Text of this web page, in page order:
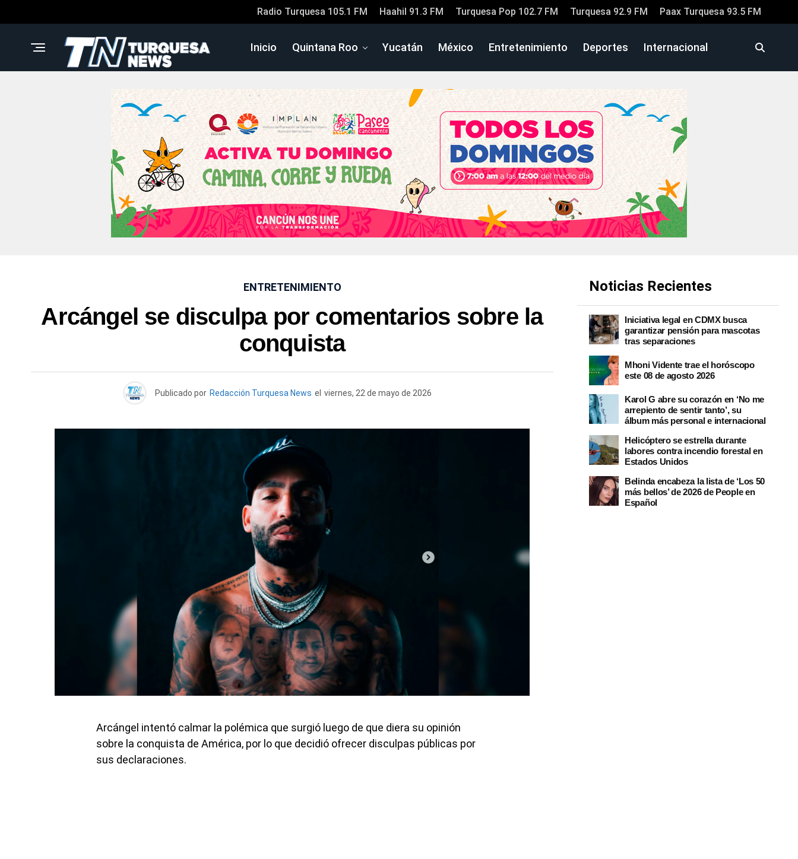
Radio Turquesa 105.1 FM Haahil 91.3 FM Turquesa Pop 102.7 FM Turquesa 92.9 FM Paax Turquesa 93.5 FM
Inicio Quintana Roo Yucatán México Entretenimiento Deportes Internacional
ENTRETENIMIENTO
Arcángel se disculpa por comentarios sobre la
conquista
Publicado por Redacción Turquesa News el viernes, 22 de mayo de 2026
Arcángel intentó calmar la polémica que surgió luego de que diera su opinión
sobre la conquista de América, por lo que decidió ofrecer disculpas públicas por
sus declaraciones.
Noticias Recientes
Iniciativa legal en CDMX busca
garantizar pensión para mascotas
tras separaciones
Mhoni Vidente trae el horóscopo
este 08 de agosto 2026
Karol G abre su corazón en ‘No me
arrepiento de sentir tanto’, su
álbum más personal e internacional
Helicóptero se estrella durante
labores contra incendio forestal en
Estados Unidos
Belinda encabeza la lista de ‘Los 50
más bellos’ de 2026 de People en
Español